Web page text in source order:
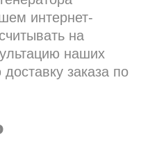
интернет-
на
наших
заказа по